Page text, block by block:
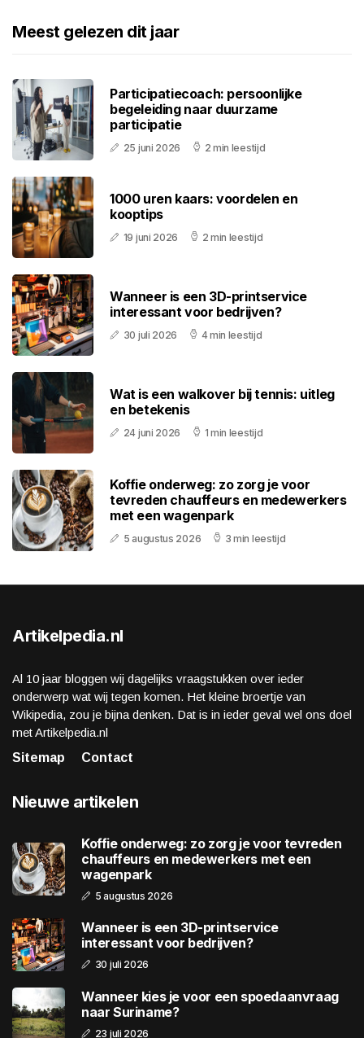
Meest gelezen dit jaar
Participatiecoach: persoonlijke
begeleiding naar duurzame
participatie
25 juni 2026 2 min leestijd
1000 uren kaars: voordelen en
kooptips
19 juni 2026 2 min leestijd
Wanneer is een 3D-printservice
interessant voor bedrijven?
30 juli 2026 4 min leestijd
Wat is een walkover bij tennis: uitleg
en betekenis
24 juni 2026 1 min leestijd
Koffie onderweg: zo zorg je voor
tevreden chauffeurs en medewerkers
met een wagenpark
5 augustus 2026 3 min leestijd
Artikelpedia.nl
Al 10 jaar bloggen wij dagelijks vraagstukken over ieder
onderwerp wat wij tegen komen. Het kleine broertje van
Wikipedia, zou je bijna denken. Dat is in ieder geval wel ons doel
met Artikelpedia.nl
Sitemap
Contact
Nieuwe artikelen
Koffie onderweg: zo zorg je voor tevreden
chauffeurs en medewerkers met een
wagenpark
5 augustus 2026
Wanneer is een 3D-printservice
interessant voor bedrijven?
30 juli 2026
Wanneer kies je voor een spoedaanvraag
naar Suriname?
23 juli 2026